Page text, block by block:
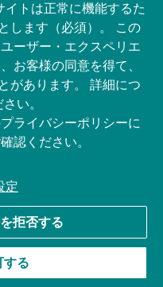
anytime on your
に掲載されているすべて
それぞれの所有者に帰属し
トは正常に機能するた
します（必須）。 この
ーザー・エクスペリエ
お客様の同意を得て、
があります。 詳細につ
い。
ライバシーポリシーに
認ください。
定
拒否する
する